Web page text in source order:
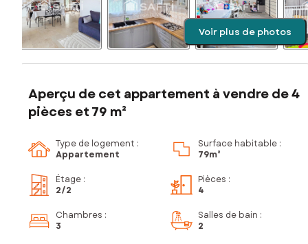
Voir plus de photos
Aperçu de cet appartement à vendre de 4
pièces et 79 m²
Type de logement :
Appartement
Surface habitable :
79m²
Étage :
2/2
Pièces :
4
Chambres :
3
Salles de bain :
2